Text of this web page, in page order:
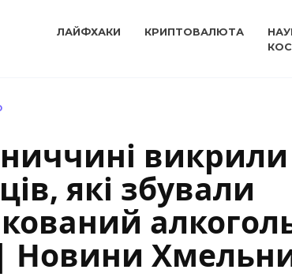
ЛАЙФХАКИ КРИПТОВАЛЮТА
викрили
які збували
Новини